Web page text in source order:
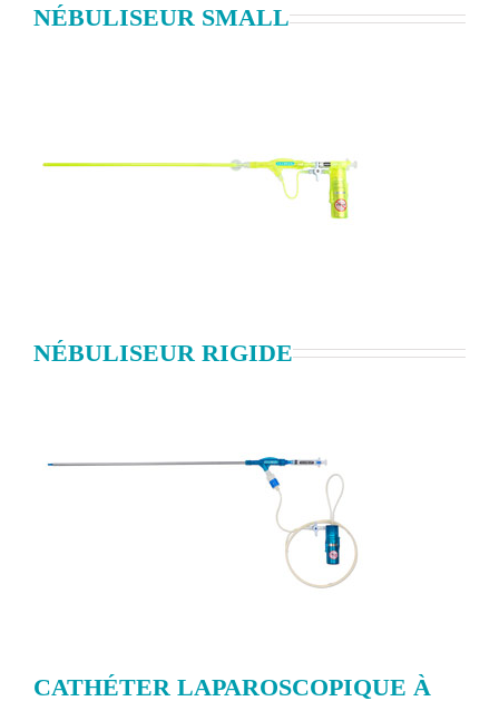
NÉBULISEUR SMALL
NÉBULISEUR RIGIDE
CATHÉTER LAPAROSCOPIQUE À